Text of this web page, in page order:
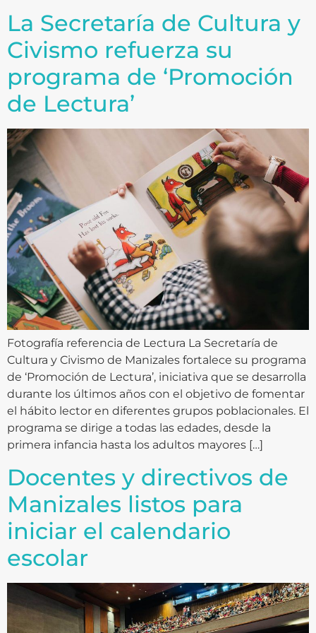
La Secretaría de Cultura y
Civismo refuerza su
programa de ‘Promoción
de Lectura’
Fotografía referencia de Lectura La Secretaría de
Cultura y Civismo de Manizales fortalece su programa
de ‘Promoción de Lectura’, iniciativa que se desarrolla
durante los últimos años con el objetivo de fomentar
el hábito lector en diferentes grupos poblacionales. El
programa se dirige a todas las edades, desde la
primera infancia hasta los adultos mayores […]
Docentes y directivos de
Manizales listos para
iniciar el calendario
escolar